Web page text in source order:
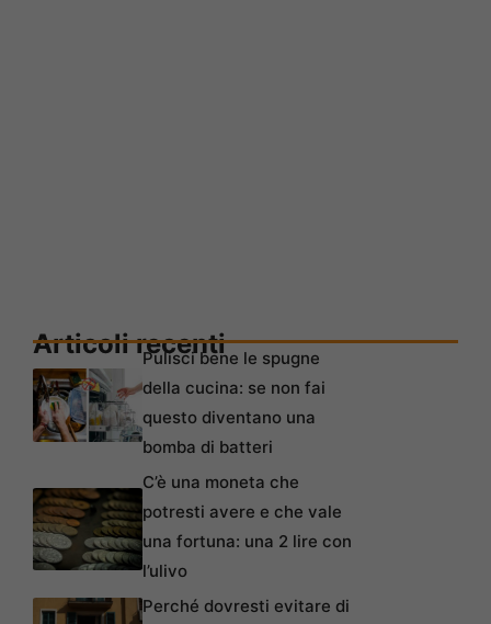
Articoli recentiPulisci bene le spugne
della cucina: se non fai
questo diventano una
bomba di batteri
C’è una moneta che
potresti avere e che vale
una fortuna: una 2 lire con
l’ulivo
Perché dovresti evitare di